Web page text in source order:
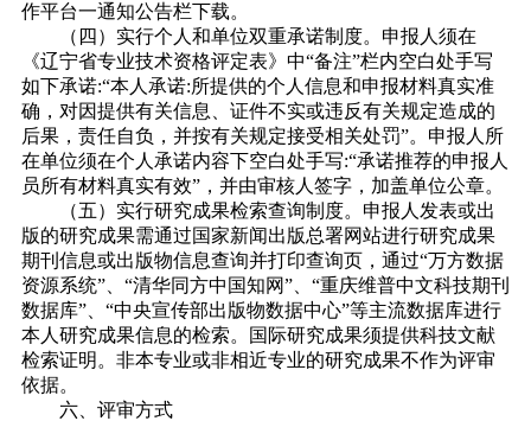
作平台一通知公告栏下载。
（四）实行个人和单位双重承诺制度。申报人须在
《辽宁省专业技术资格评定表》中“备注”栏内空白处手写
如下承诺:“本人承诺:所提供的个人信息和申报材料真实准
确，对因提供有关信息、证件不实或违反有关规定造成的
后果，责任自负，并按有关规定接受相关处罚”。申报人所
在单位须在个人承诺内容下空白处手写:“承诺推荐的申报人
员所有材料真实有效”，并由审核人签字，加盖单位公章。
（五）实行研究成果检索查询制度。申报人发表或出
版的研究成果需通过国家新闻出版总署网站进行研究成果
期刊信息或出版物信息查询并打印查询页，通过“万方数据
资源系统”、“清华同方中国知网”、“重庆维普中文科技期刊
数据库”、“中央宣传部出版物数据中心”等主流数据库进行
本人研究成果信息的检索。国际研究成果须提供科技文献
检索证明。非本专业或非相近专业的研究成果不作为评审
依据。
六、评审方式